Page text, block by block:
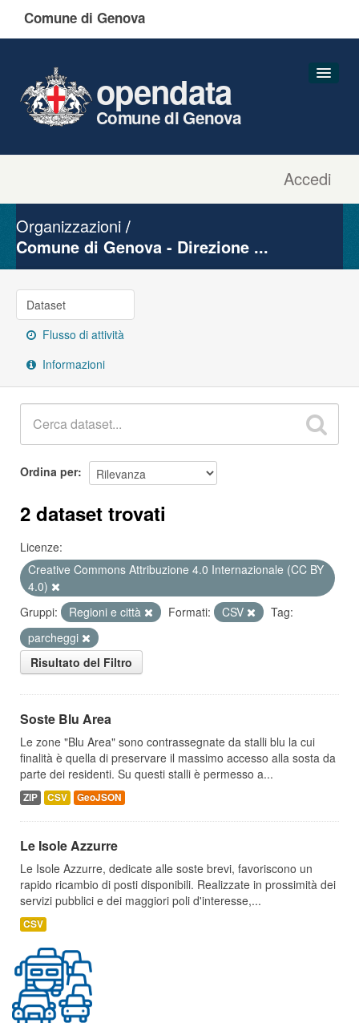
Comune di Genova
Accedi
opendata
Comune di Genova
Gruppi
Organizzazioni
Comune di Genova - Direzione ...
Dataset
Flusso di attività
Informazioni
Ordina per
2 dataset trovati
Licenze:
Creative Commons Attribuzione 4.0 Internazionale (CC BY
4.0)
Gruppi:
Regioni e città Formati: CSV
Tag:
parcheggi
Risultato del Filtro
Soste Blu Area
Le zone "Blu Area" sono contrassegnate da stalli blu la cui
finalità è quella di preservare il massimo accesso alla sosta da
parte dei residenti. Su questi stalli è permesso a...
ZIP CSV GeoJSON
Le Isole Azzurre
Le Isole Azzurre, dedicate alle soste brevi, favoriscono un
rapido ricambio di posti disponibili. Realizzate in prossimità dei
servizi pubblici e dei maggiori poli d'interesse,...
CSV